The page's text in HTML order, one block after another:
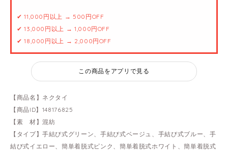
✔ 11,000円以上 → 500円OFF
✔ 13,000円以上 → 1,000円OFF
✔ 18,000円以上 → 2,000円OFF
この商品をアプリで見る
【商品名】ネクタイ
【商品ID】148176825
【素 材】混紡
【タイプ】手結び式グリーン、手結び式ベージュ、手結び式ブルー、手
結び式イエロー、簡単着脱式ピンク、簡単着脱式ホワイト、簡単着脱式